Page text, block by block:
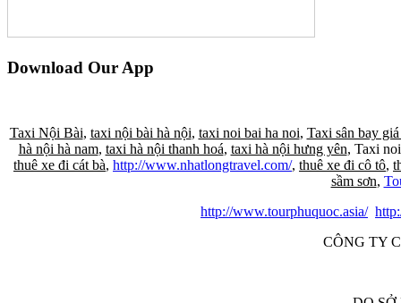
Download Our App
Taxi Nội Bài, taxi nội bài hà nội, taxi noi bai ha noi, Taxi sân bay giá
hà nội hà nam, taxi hà nội thanh hoá, taxi hà nội hưng yên, Taxi
thuê xe đi cát bà, http://www.nhatlongtravel.com/, thuê xe đi cô tô,
sầm sơn,
http://www.tourphuquoc.asia/
CÔNG TY